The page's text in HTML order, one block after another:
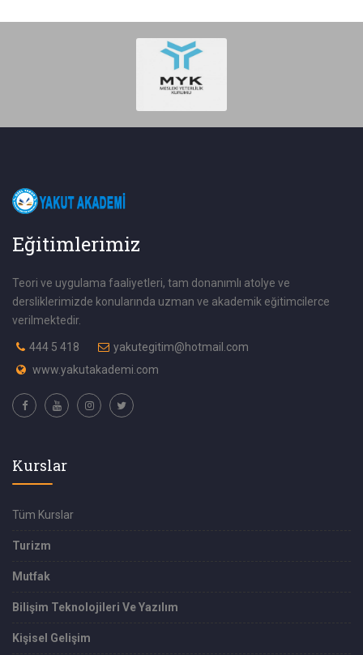
Eğitimlerimiz
Teori ve uygulama faaliyetleri, tam donanımlı atolye ve
dersliklerimizde konularında uzman ve akademik eğitimcilerce
verilmektedir.
444 5 418
yakutegitim@hotmail.com
www.yakutakademi.com
Kurslar
Tüm Kurslar
Turizm
Mutfak
Bilişim Teknolojileri Ve Yazılım
Kişisel Gelişim